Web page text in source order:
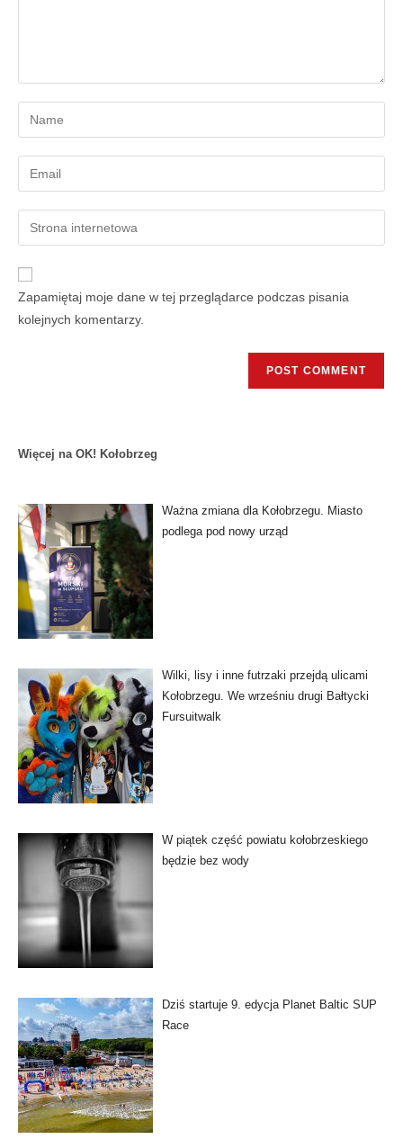
Zapamiętaj moje dane w tej przeglądarce podczas pisania
kolejnych komentarzy.
Więcej na OK! Kołobrzeg
Ważna zmiana dla Kołobrzegu. Miasto
podlega pod nowy urząd
Wilki, lisy i inne futrzaki przejdą ulicami
Kołobrzegu. We wrześniu drugi Bałtycki
Fursuitwalk
W piątek część powiatu kołobrzeskiego
będzie bez wody
Dziś startuje 9. edycja Planet Baltic SUP
Race